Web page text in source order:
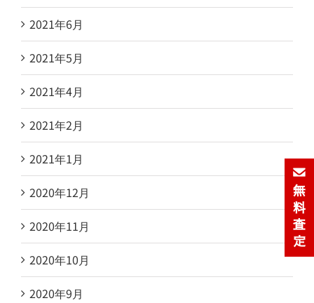
2021年6月
2021年5月
2021年4月
2021年2月
2021年1月
2020年12月
2020年11月
2020年10月
2020年9月